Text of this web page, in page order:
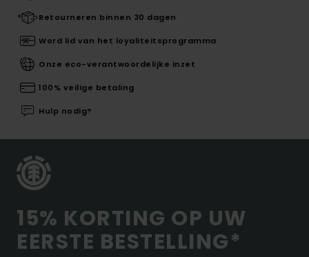
Retourneren binnen 30 dagen
Word lid van het loyaliteitsprogramma
Onze eco-verantwoordelijke inzet
100% veilige betaling
Hulp nodig?
15% KORTING OP UW
EERSTE BESTELLING*